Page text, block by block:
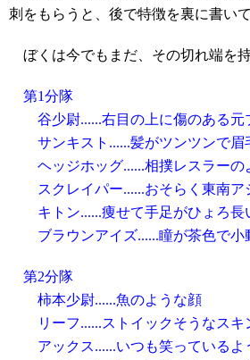
刺をもらうと、後で特徴を裏に書い
ぼくは今でもまだ、その切れ端を持
第1分隊
谷少尉......右目の上に傷のある元
サンキスト......髪がツンツンで眉
ヘッジホッグ......相撲レスラーの
スクレイパー......おそらく東南ア
キトン......痩せて手足がひょろ長
ブラウンアイズ......瞳が茶色で小
第2分隊
柿本少尉......魚のような顔
リーフ......ストイックそうなスキ
アックス......いつも笑っているよ